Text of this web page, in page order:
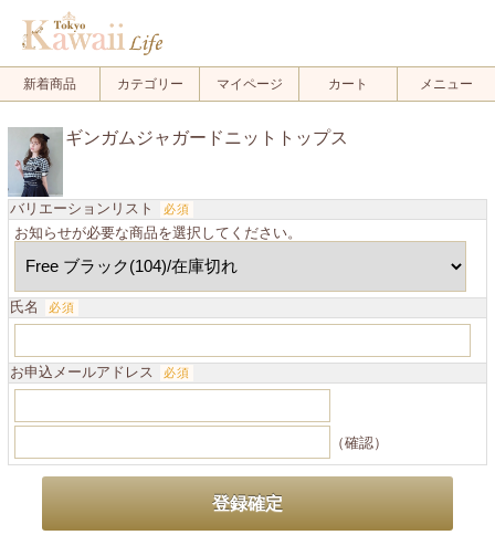
新着商品 カテゴリー マイページ カート メニュー
ギンガムジャガードニットトップス
バリエーションリスト 必須
お知らせが必要な商品を選択してください。
氏名 必須
お申込メールアドレス 必須
（確認）